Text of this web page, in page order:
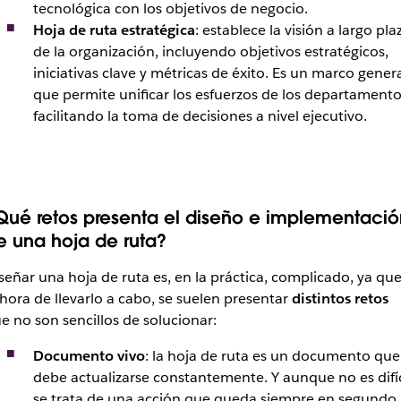
tecnológica con los objetivos de negocio.
Hoja de ruta estratégica: establece la visión a largo
de la organización, incluyendo objetivos estratégicos,
iniciativas clave y métricas de éxito. Es un marco
que permite unificar los esfuerzos de los
facilitando la toma de decisiones a nivel ejecutivo.
retos presenta el diseño e
una hoja de ruta?
una hoja de ruta es, en la práctica, complicado, ya
de llevarlo a cabo, se suelen presentardistintos retos
no son sencillos de solucionar:
Documento vivo: la hoja de ruta es un documento que
debe actualizarse constantemente. Y aunque no es